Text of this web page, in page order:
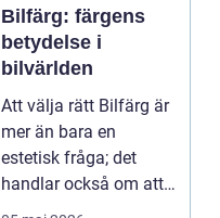
Bilfärg: färgens
betydelse i
bilvärlden
Att välja rätt Bilfärg är
mer än bara en
estetisk fråga; det
handlar också om att
förstå hur val av ...